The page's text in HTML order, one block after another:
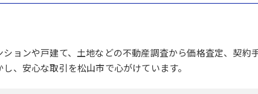
ョンや戸建て、土地などの不動産調査から価格査定、契約
、安心な取引を松山市で心がけています。